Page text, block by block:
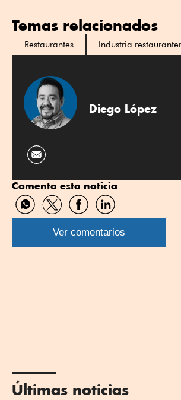
Temas relacionados
Restaurantes Industria
Diego López
Comenta esta noticia
Compartir
por
WhatsApp
Compartir
por
Twitter
Compartir
por
Facebook
Compartir
por
Linkedin
Ver comentarios
Últimas noticias